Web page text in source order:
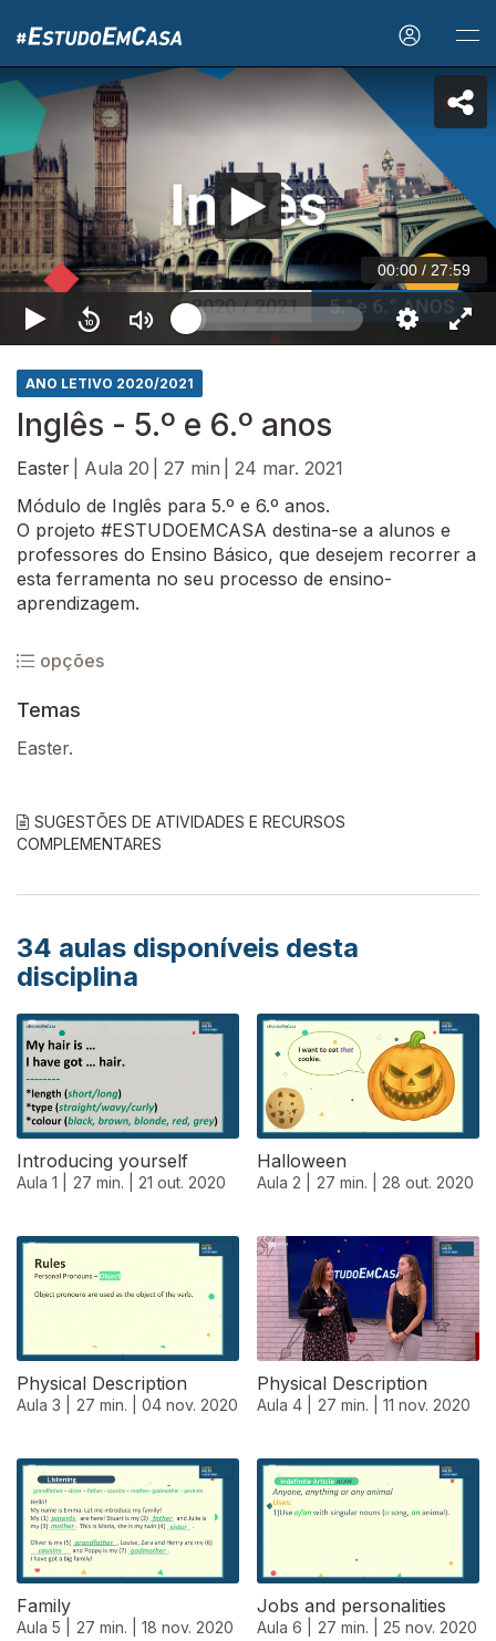
00:00 / 27:59
ANO LETIVO 2020/2021
Inglês - 5.º e 6.º anos
Easter | Aula 20 | 27 min
| 24 mar. 2021
Módulo de Inglês para 5.º e 6.º anos.
O projeto #ESTUDOEMCASA destina-se a alunos e
professores do Ensino Básico, que desejem recorrer a
esta ferramenta no seu processo de ensino-
aprendizagem.
opções
Temas
Easter.
SUGESTÕES DE ATIVIDADES E RECURSOS
COMPLEMENTARES
34 aulas disponíveis desta
disciplina
Introducing yourself
Aula 1 | 27 min. | 21 out. 2020
Halloween
Aula 2 | 27 min. | 28 out. 2020
Physical Description
Aula 3 | 27 min. | 04 nov. 2020
Physical Description
Aula 4 | 27 min. | 11 nov. 2020
Family
Aula 5 | 27 min. | 18 nov. 2020
Jobs and personalities
Aula 6 | 27 min. | 25 nov. 2020